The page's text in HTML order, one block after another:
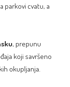
parkovi cvatu, a
, prepunu
koji savršeno
okupljanja.